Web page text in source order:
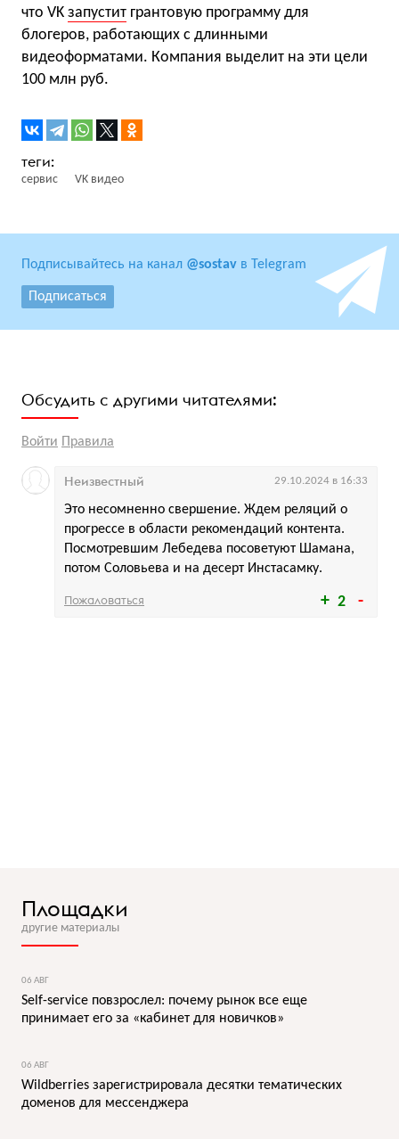
что VK запустит грантовую программу для
блогеров, работающих с длинными
видеоформатами. Компания выделит на эти цели
100 млн руб.
сервис VK видео
Подписывайтесь на канал @sostav в Telegram
Подписаться
Обсудить с другими читателями:
Войти Правила
2
Это несомненно свершение. Ждем реляций о
прогрессе в области рекомендаций контента.
Посмотревшим Лебедева посоветуют Шамана,
потом Соловьева и на десерт Инстасамку.
Неизвестный 29.10.2024 в 16:33
Пожаловаться
Площадки
другие материалы
06 АВГ
Self-service повзрослел: почему рынок все еще
принимает его за «кабинет для новичков»
06 АВГ
Wildberries зарегистрировала десятки тематических
доменов для мессенджера